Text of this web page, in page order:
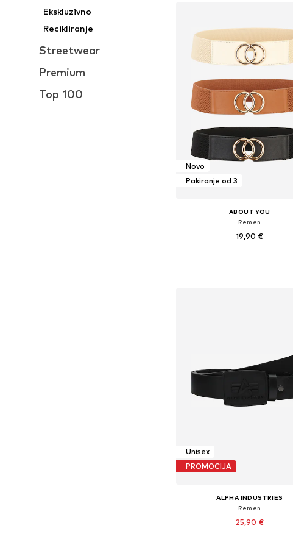
Ekskluzivno
Recikliranje
Streetwear
Premium
Top 100
Novo
Pakiranje od 3
ABOUT YOU
Remen
19,90 €
Unisex
PROMOCIJA
ALPHA INDUSTRIES
Remen
25,90 €